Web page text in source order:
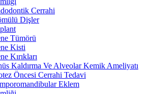
Cerrahi
Dişler
Tümörü
Kisti
Kırıkları
Kaldırma Ve Alveolar Kemik Ameliyatı
Öncesi Cerrahi Tedavi
Eklem